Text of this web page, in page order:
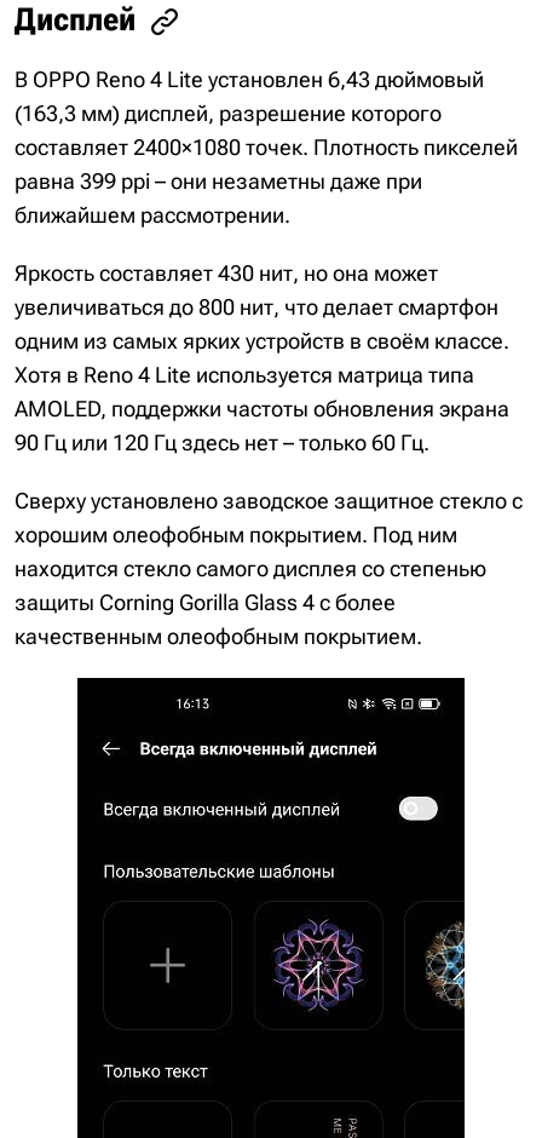
Дисплей
В OPPO Reno 4 Lite установлен 6,43 дюймовый
(163,3 мм) дисплей, разрешение которого
составляет 2400×1080 точек. Плотность пикселей
равна 399 ppi – они незаметны даже при
ближайшем рассмотрении.
Яркость составляет 430 нит, но она может
увеличиваться до 800 нит, что делает смартфон
одним из самых ярких устройств в своём классе.
Хотя в Reno 4 Lite используется матрица типа
AMOLED, поддержки частоты обновления экрана
90 Гц или 120 Гц здесь нет – только 60 Гц.
Сверху установлено заводское защитное стекло с
хорошим олеофобным покрытием. Под ним
находится стекло самого дисплея со степенью
защиты Corning Gorilla Glass 4 с более
качественным олеофобным покрытием.